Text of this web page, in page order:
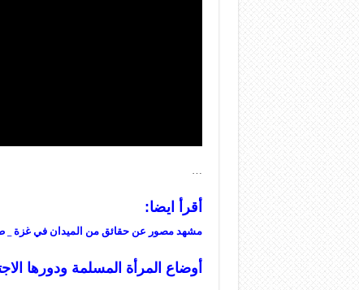
…
أقرأ ايضا:
مشهد مصور عن حقائق من الميدان في غزة _
أوضاع المرأة المسلمة ودورها